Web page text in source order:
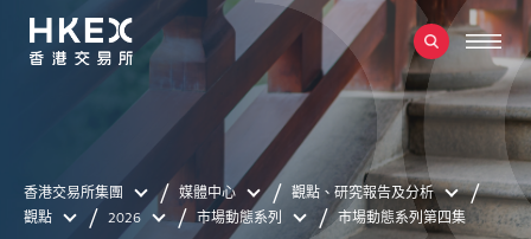
香港交易所集團 媒體中心
觀點、研究報告及分析
觀點
2026 市場動態系列 市場動態系列第四集